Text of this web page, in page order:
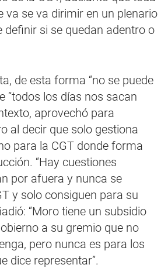
va se va dirimir en un plenario
definir si se quedan adentro o
de esta forma “no se puede
“todos los días nos sacan
aprovechó para
al decir que solo gestiona
para la CGT donde forma
“Hay cuestiones
por afuera y nunca se
y solo consiguen para su
“Moro tiene un subsidio
a su gremio que no
pero nunca es para los
dice representar”.